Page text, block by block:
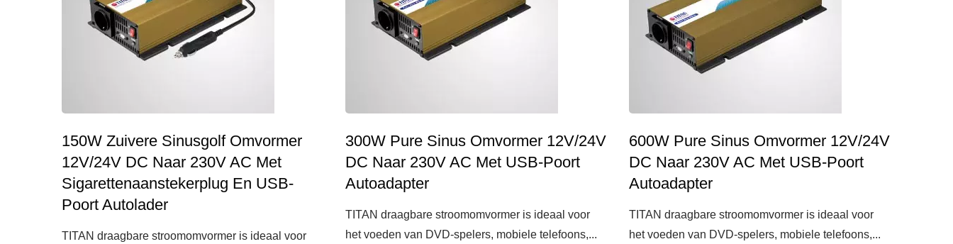
150W Zuivere Sinusgolf Omvormer
12V/24V DC Naar 230V AC Met
Sigarettenaanstekerplug En USB-
Poort Autolader
TITAN draagbare stroomomvormer is ideaal voor
300W Pure Sinus Omvormer 12V/24V
DC Naar 230V AC Met USB-Poort
Autoadapter
TITAN draagbare stroomomvormer is ideaal voor
het voeden van DVD-spelers, mobiele telefoons,...
600W Pure Sinus Omvormer 12V/24V
DC Naar 230V AC Met USB-Poort
Autoadapter
TITAN draagbare stroomomvormer is ideaal voor
het voeden van DVD-spelers, mobiele telefoons,...